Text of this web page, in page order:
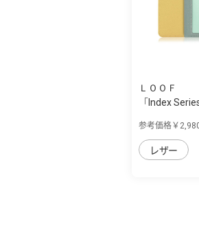
ＬＯＯＦ
「Index
参考価格￥
レザー